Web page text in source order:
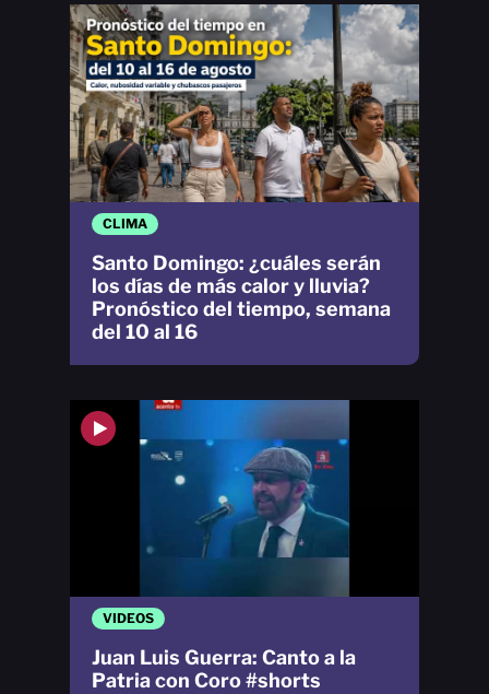
VIDEOS
Juan Luis Guerra: Canto a la
Patria con Coro #shorts
CLIMA
Santo Domingo: ¿cuáles serán
los días de más calor y lluvia?
Pronóstico del tiempo, semana
del 10 al 16